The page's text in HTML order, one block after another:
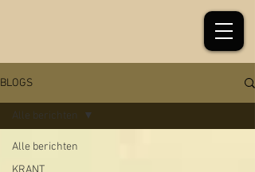
BLOGS
Alle berichten
Alle berichten